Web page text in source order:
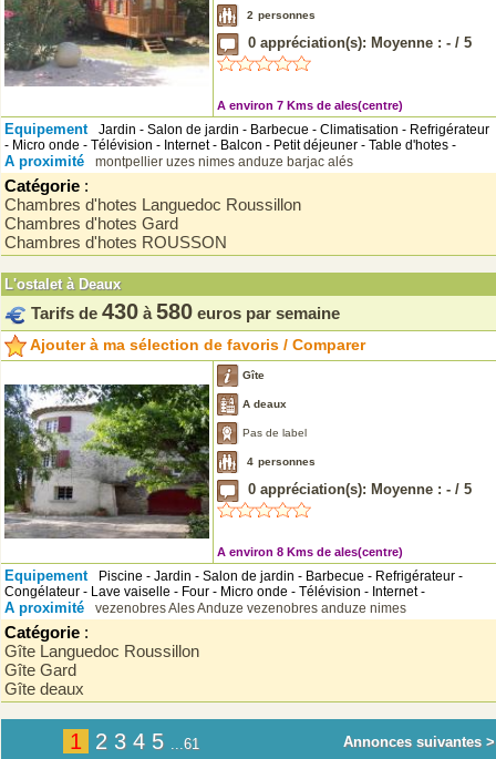
2 personnes
0 appréciation(s): Moyenne : - / 5
A environ 7 Kms de ales(centre)
Equipement
Jardin - Salon de jardin - Barbecue - Climatisation - Refrigérateur
- Micro onde - Télévision - Internet - Balcon - Petit déjeuner - Table d'hotes -
A proximité montpellier uzes nimes anduze barjac alés
Catégorie :
Chambres d'hotes Languedoc Roussillon
Chambres d'hotes Gard
Chambres d'hotes ROUSSON
L'ostalet à Deaux
Tarifs de 430 à 580 euros par semaine
Ajouter à ma sélection de favoris / Comparer
Gîte
A deaux
Pas de label
4 personnes
0 appréciation(s): Moyenne : - / 5
A environ 8 Kms de ales(centre)
Equipement
Piscine - Jardin - Salon de jardin - Barbecue - Refrigérateur -
Congélateur - Lave vaiselle - Four - Micro onde - Télévision - Internet -
A proximité vezenobresAlesAnduze vezenobres anduze nimes
Catégorie :
Gîte Languedoc Roussillon
Gîte Gard
Gîte deaux
1 2 3 4 5 ...61 Annonces suivantes >